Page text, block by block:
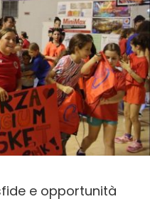
e opportunità